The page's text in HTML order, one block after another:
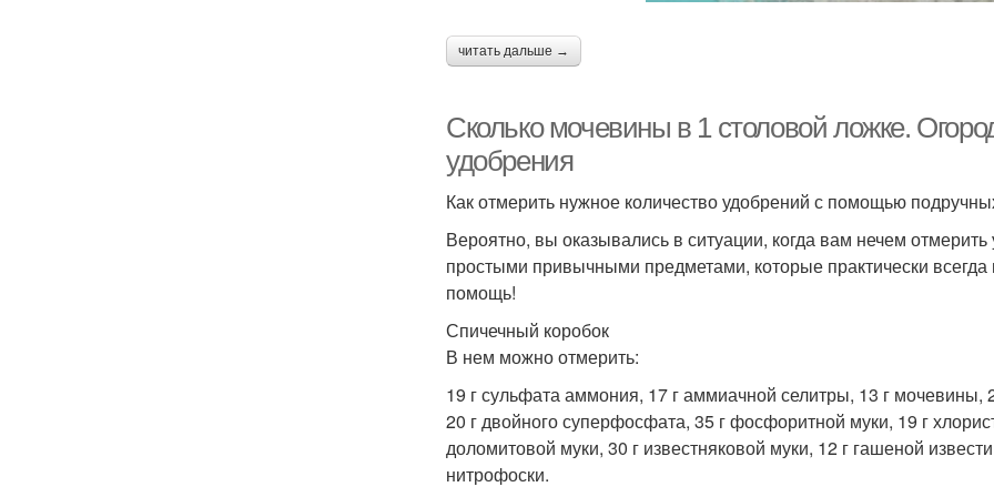
читать дальше →
Сколько мочевины в 1 столовой ложке.
удобрения
Как отмерить нужное количество удобрений с помощью
Вероятно, вы оказывались в ситуации, когда вам нечем
простыми привычными предметами, которые практически
помощь!
Спичечный коробок
В нем можно отмерить:
19 г сульфата аммония, 17 г аммиачной селитры, 13 г мочевины,
20 г двойного суперфосфата, 35 г фосфоритной муки, 19 г
доломитовой муки, 30 г известняковой муки, 12 г гашеной
нитрофоски.